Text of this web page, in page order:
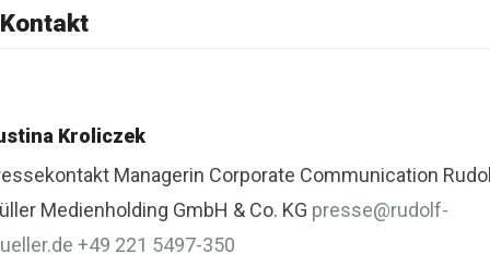
Kontakt
Kroliczek
Managerin Corporate Communication
Medienholding GmbH & Co. KG presse@rudolf-
+49 221 5497-350